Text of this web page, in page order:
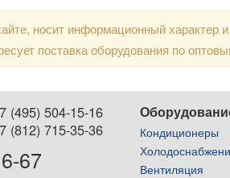
носит информационный
поставка оборудования по
(495) 504-15-16
(812) 715-35-36
67
Кондиционеры
Вентиляция